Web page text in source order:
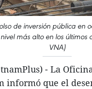
de inversión pública en
más alto en los últimos
VNA)
- La
informó que el